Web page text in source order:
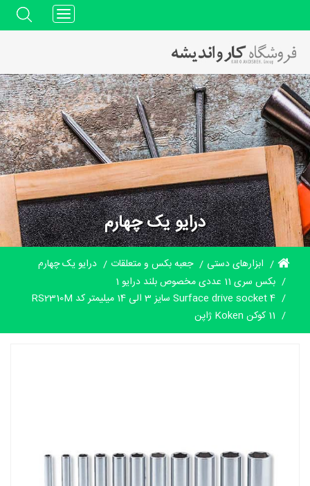
Toggle
navigation
درایو یک چهارم
ابزارهای دستی جعبه بکس و متعلقات
درایو یک چهارم
بکس سری 11 عددی مخصوص بلند درایو 1
4 Surface drive socket سایز 3 الی 14 میلیمتر کد RS2310M
11 کوکن Koken ژاپن